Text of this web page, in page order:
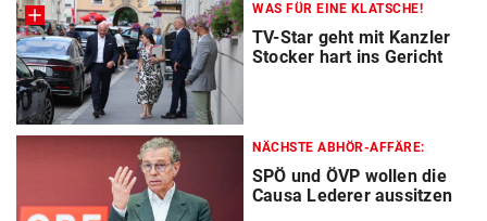
WAS FÜR EINE KLATSCHE!
TV-Star geht mit Kanzler
Stocker hart ins Gericht
NÄCHSTE ABHÖR-AFFÄRE:
SPÖ und ÖVP wollen die
Causa Lederer aussitzen